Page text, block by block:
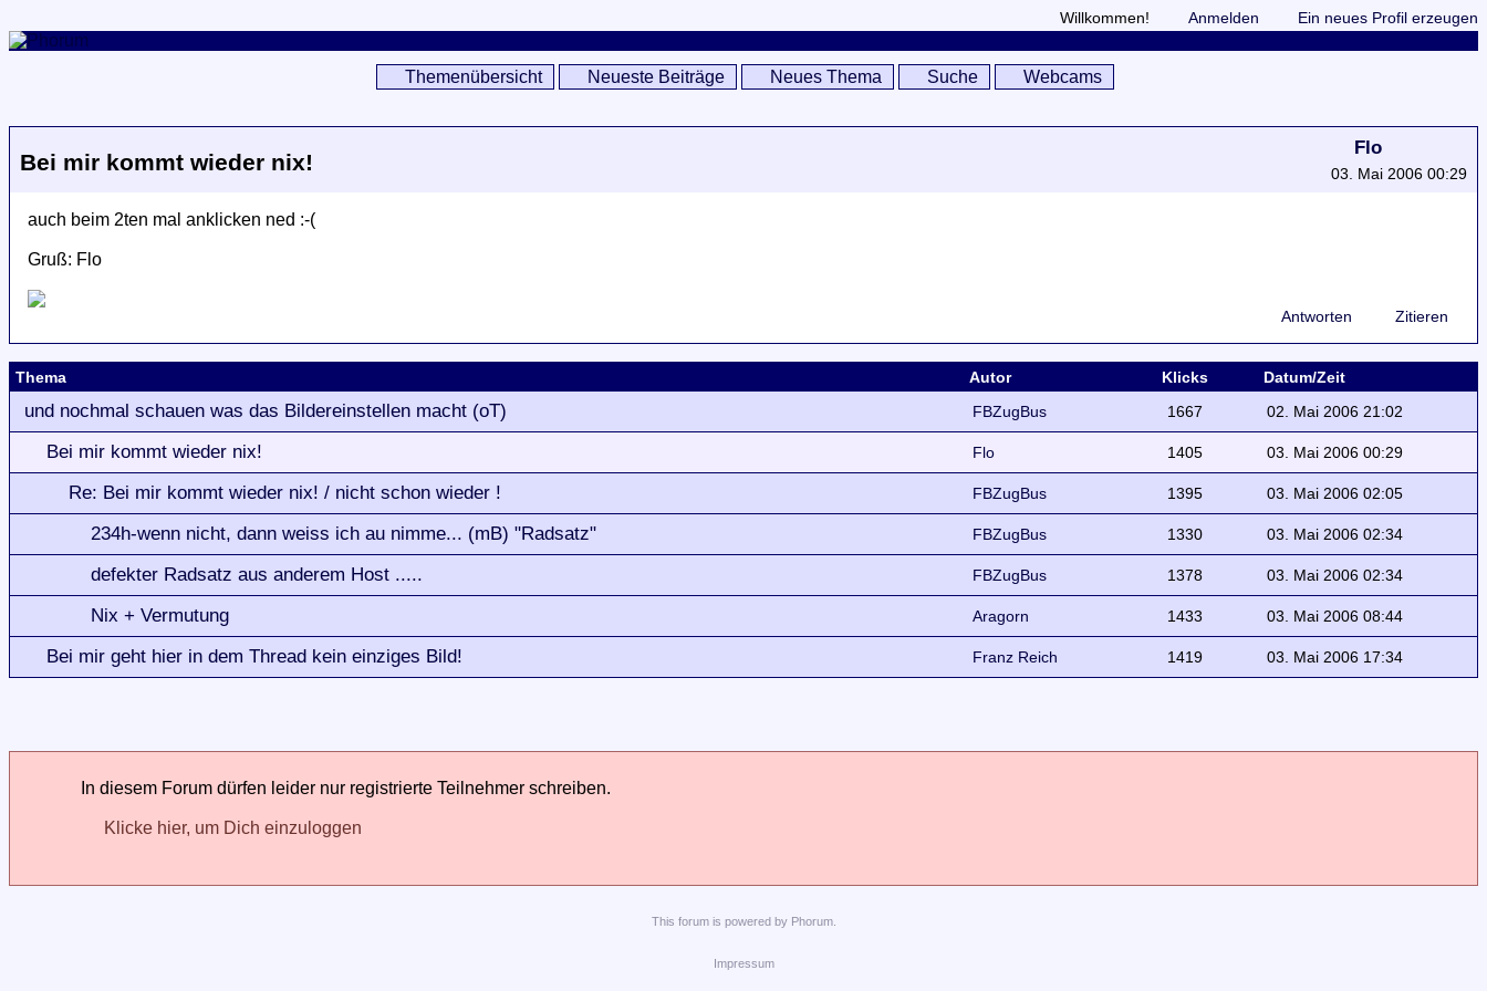
Willkommen! Anmelden Ein neues Profil erzeugen
Themenübersicht Neueste Beiträge Neues Thema Suche Webcams
Bei mir kommt wieder nix!
Flo
03. Mai 2006 00:29
auch beim 2ten mal anklicken ned :-(
Gruß: Flo
Antworten Zitieren
Thema Autor Klicks Datum/Zeit
und nochmal schauen was das Bildereinstellen macht (oT) FBZugBus 1667 02. Mai 2006 21:02
Bei mir kommt wieder nix! Flo 1405 03. Mai 2006 00:29
Re: Bei mir kommt wieder nix! / nicht schon wieder ! FBZugBus 1395 03. Mai 2006 02:05
234h-wenn nicht, dann weiss ich au nimme... (mB) "Radsatz" FBZugBus 1330 03. Mai 2006 02:34
defekter Radsatz aus anderem Host ..... FBZugBus 1378 03. Mai 2006 02:34
Nix + Vermutung Aragorn 1433 03. Mai 2006 08:44
Bei mir geht hier in dem Thread kein einziges Bild! Franz Reich 1419 03. Mai 2006 17:34
In diesem Forum dürfen leider nur registrierte Teilnehmer schreiben.
Klicke hier, um Dich einzuloggen
This forumis powered by Phorum.
Impressum